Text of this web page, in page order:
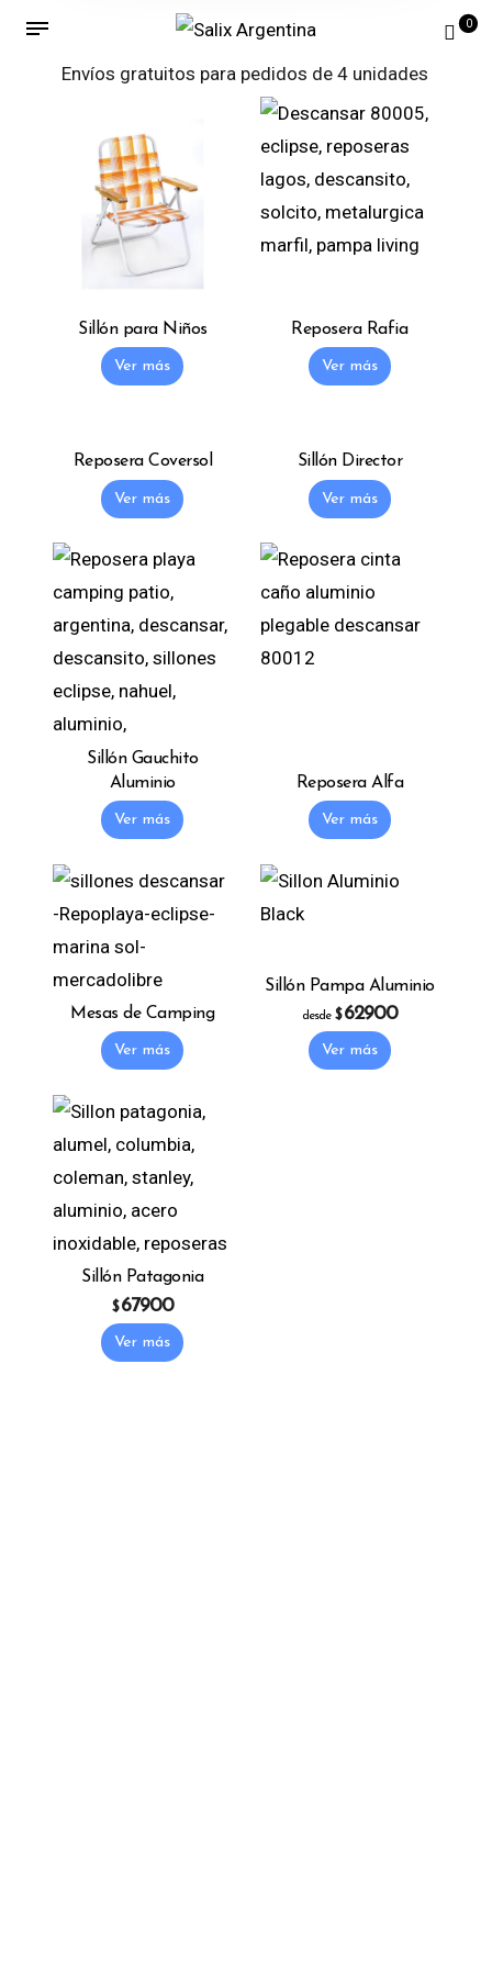
0
Envíos gratuitos para pedidos de 4 unidades
Sillón para Niños
Ver más
Reposera Rafia
Ver más
Reposera Coversol
Ver más
Sillón Director
Ver más
Sillón Gauchito
Aluminio
Ver más
Reposera Alfa
Ver más
Mesas de Camping
Ver más
Sillón Pampa Aluminio
desde $ 62900
This product has
Ver más
Sillón Patagonia
$ 67900
This product has multiple variants. The
Ver más